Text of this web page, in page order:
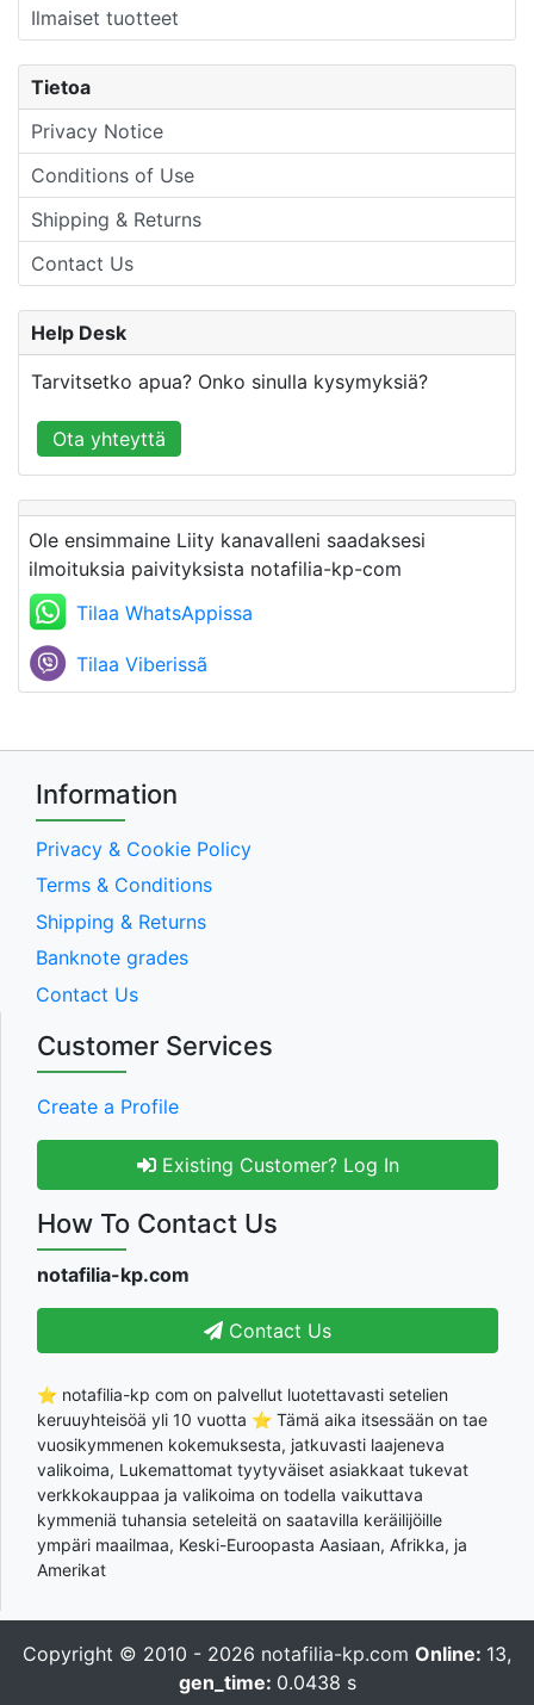
Ilmaiset tuotteet
Tietoa
Privacy Notice
Conditions of Use
Shipping & Returns
Contact Us
Help Desk
Tarvitsetko apua? Onko sinulla kysymyksiä?
Ota yhteyttä
Ole ensimmaine Liity kanavalleni saadaksesi
ilmoituksia paivityksista notafilia-kp-com
Tilaa WhatsAppissa
Tilaa Viberissã
Information
Privacy & Cookie Policy
Terms & Conditions
Shipping & Returns
Banknote grades
Contact Us
Customer Services
Create a Profile
Existing Customer? Log In
How To Contact Us
notafilia-kp.com
Contact Us
⭐ notafilia-kp com on palvellut luotettavasti setelien
keruuyhteisöä yli 10 vuotta ⭐ Tämä aika itsessään on tae
vuosikymmenen kokemuksesta, jatkuvasti laajeneva
valikoima, Lukemattomat tyytyväiset asiakkaat tukevat
verkkokauppaa ja valikoima on todella vaikuttava
kymmeniä tuhansia seteleitä on saatavilla keräilijöille
ympäri maailmaa, Keski-Euroopasta Aasiaan, Afrikka, ja
Amerikat
Copyright © 2010 - 2026 notafilia-kp.com Online: 13,
gen_time: 0.0438 s